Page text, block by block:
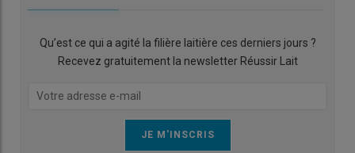
Qu’est ce qui a agité la filière laitière ces derniers jours ?
Recevez gratuitement la newsletter Réussir Lait